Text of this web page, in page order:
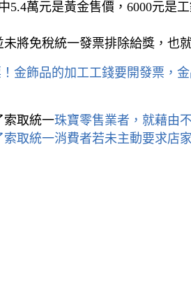
萬元是黃金售價，6000元是
將免稅統一發票排除給獎，也就
金飾品的加工工錢要開發票，
珠寶零售業者，就藉由
消費者若未主動要求店